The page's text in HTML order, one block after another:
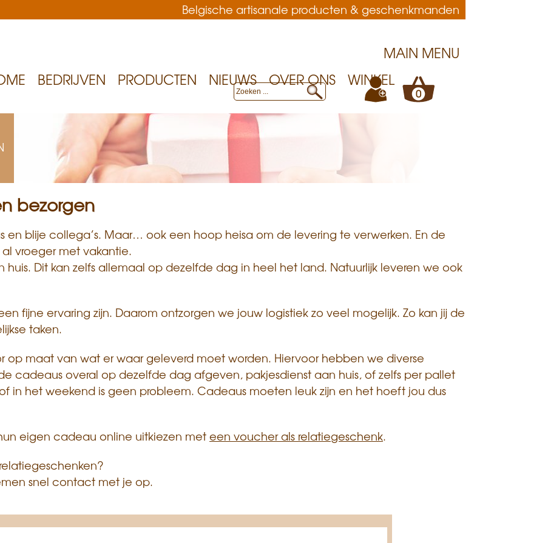
inhoud
Belgische artisanale producten & geschenkmanden
MAIN MENU
BEDRIJVEN PRODUCTEN NIEUWS OVER ONS WINKEL
+
0
bezorgen
en blije collega’s. Maar… ook een hoop heisa om de levering te verwerken. En de
vroeger met vakantie.
Dit kan zelfs allemaal op dezelfde dag in heel het land. Natuurlijk leveren we ook
fijne ervaring zijn. Daarom ontzorgen we jouw logistiek zo veel mogelijk. Zo kan jij de
taken.
op maat van wat er waar geleverd moet worden. Hiervoor hebben we diverse
cadeaus overal op dezelfde dag afgeven, pakjesdienst aan huis, of zelfs per pallet
in het weekend is geen probleem. Cadeaus moeten leuk zijn en het hoeft jou dus
eigen cadeau online uitkiezen meteen voucher als relatiegeschenk.
snel contact met je op.